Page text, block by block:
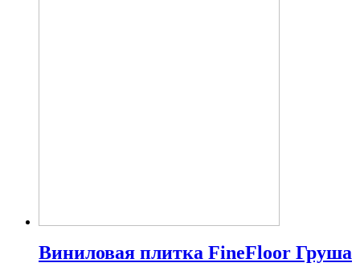
Виниловая плитка FineFloor Груша